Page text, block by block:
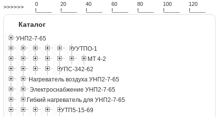
>>>>>> 0
!...................
20
!...................
40
!...................
60
!...................
80
!...................
100
!...................
120
!...................
Каталог
УНП2-7-65
УУТПО-1
МТ 4-2
УПС-342-62
Нагреватель воздуха УНП2-7-65
Электроснабжение УНП2-7-65
Гибкий нагреватель для УНП2-7-65
УТП5-15-69